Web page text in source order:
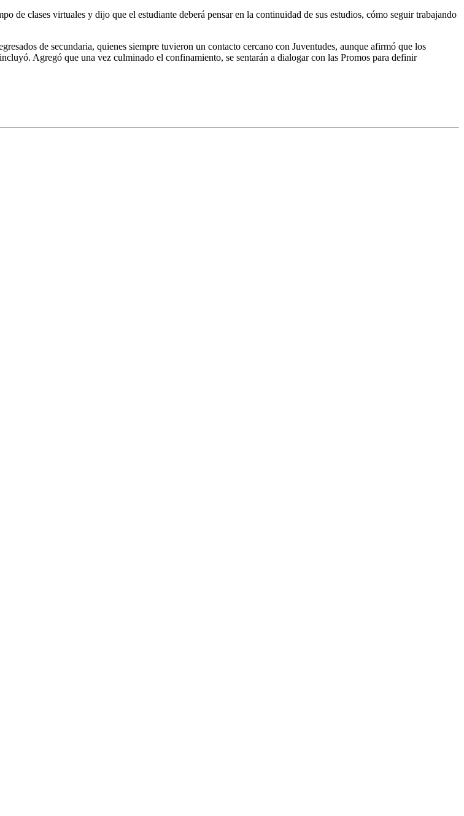
de clases virtuales y dijo que el estudiante deberá pensar en la continuidad de sus estudios, cómo seguir trabajando
de secundaria, quienes siempre tuvieron un contacto cercano con Juventudes, aunque afirmó que los
Agregó que una vez culminado el confinamiento, se sentarán a dialogar con las Promos para definir